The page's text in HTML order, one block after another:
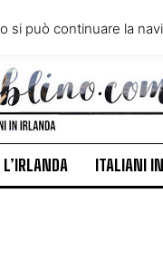
VIVERE IN IRLANDA
ITALIANI IN IRLANDA
ITALIANI
può continuare la